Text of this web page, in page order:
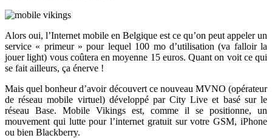
Alors oui, l’Internet mobile en Belgique est ce qu’on peut appeler un
service « primeur » pour lequel 100 mo d’utilisation (va falloir la
jouer light) vous coûtera en moyenne 15 euros. Quant on voit ce qui
se fait ailleurs, ça énerve !
Mais quel bonheur d’avoir découvert ce nouveau MVNO (opérateur
de réseau mobile virtuel) développé par City Live et basé sur le
réseau Base. Mobile Vikings est, comme il se positionne, un
mouvement qui lutte pour l’internet gratuit sur votre GSM, iPhone
ou bien Blackberry.